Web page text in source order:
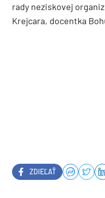
rady neziskovej
Krejcara, docentka
ZDIEĽAŤ